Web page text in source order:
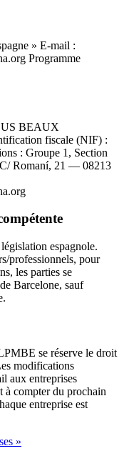
» E-mail :
Programme
BEAUX
fiscale (NIF) :
: Groupe 1, Section
Romaní, 21 — 08213
espagnole.
professionnels, pour
les parties se
Barcelone, sauf
se réserve le droit
modifications
aux entreprises
à compter du prochain
entreprise est
»